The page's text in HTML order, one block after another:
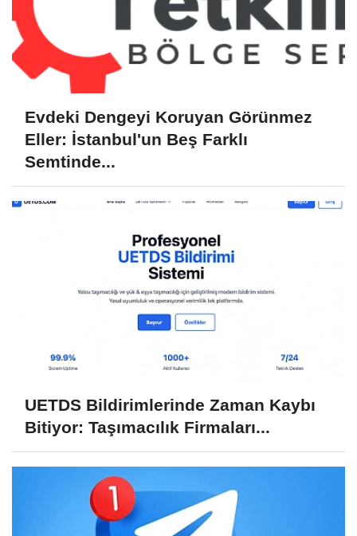
Evdeki Dengeyi Koruyan Görünmez
Eller: İstanbul'un Beş Farklı
Semtinde...
UETDS Bildirimlerinde Zaman Kaybı
Bitiyor: Taşımacılık Firmaları...